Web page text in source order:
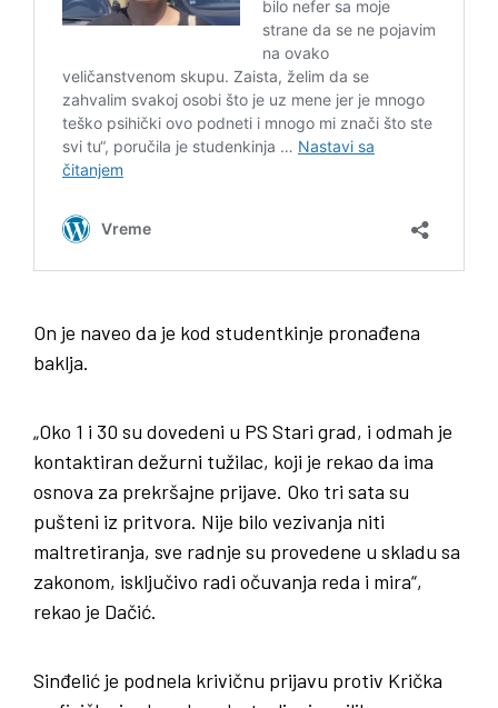
On je naveo da je kod studentkinje pronađena
baklja.
„Oko 1 i 30 su dovedeni u PS Stari grad, i odmah je
kontaktiran dežurni tužilac, koji je rekao da ima
osnova za prekršajne prijave. Oko tri sata su
pušteni iz pritvora. Nije bilo vezivanja niti
maltretiranja, sve radnje su provedene u skladu sa
zakonom, isključivo radi očuvanja reda i mira“,
rekao je Dačić.
Sinđelić je podnela krivičnu prijavu protiv Krička